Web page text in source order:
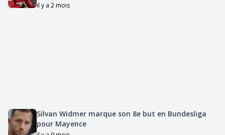
il y a 2 mois
Silvan Widmer marque son 8e but en Bundesliga
pour Mayence